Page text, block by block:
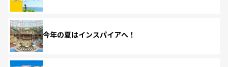
今年の夏はインスパイアへ！